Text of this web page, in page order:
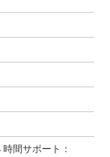
間サポート：